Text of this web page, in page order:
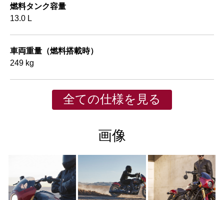
燃料タンク容量
13.0 L
車両重量（燃料搭載時）
249 kg
全ての仕様を見る
画像